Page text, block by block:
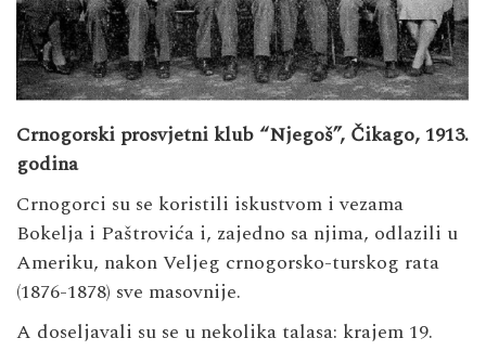
Crnogorski prosvjetni klub “Njegoš”, Čikago, 1913.
godina
Crnogorci su se koristili iskustvom i vezama
Bokelja i Paštrovića i, zajedno sa njima, odlazili u
Ameriku, nakon Veljeg crnogorsko-turskog rata
(1876-1878) sve masovnije.
A doseljavali su se u nekolika talasa: krajem 19.